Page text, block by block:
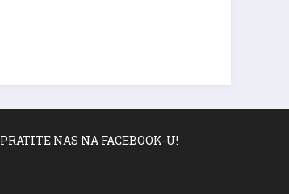
PRATITE NAS NA FACEBOOK-U!